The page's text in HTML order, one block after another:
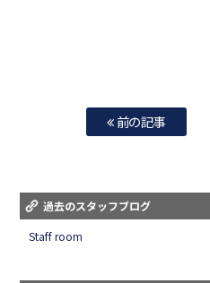
前の記事
過去のスタッフブログ
Staff room